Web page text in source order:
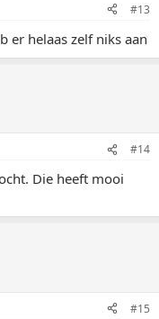
#13
er helaas zelf niks aan
#14
Die heeft mooi
#15